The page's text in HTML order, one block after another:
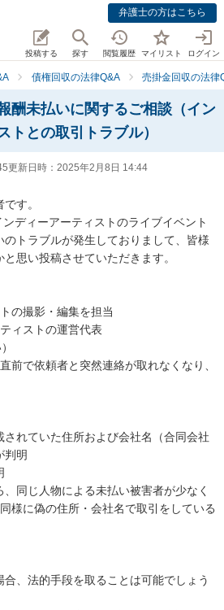
弁護士の方はこちら
投稿する 探す 閲覧履歴 マイリスト ログイン
債権回収の法律Q&A 売掛金回収の法律
酬未払いに関するご相談（イン
トとの取引トラブル）
更新日時： 2025年2月8日 14:44
す。
ディーアーティストのライブイベント
トラブルが発生しておりまして、皆様
思い投稿させていただきます。
の撮影・編集を担当
ィストの運営代表
前で依頼者と突然連絡が取れなくなり、
されていた住所および会社名（合同会社
判明
、同じ人物による未払い被害者が少なく
様に偽の住所・会社名で取引をしている
合、法的手段を取ることは可能でしょう